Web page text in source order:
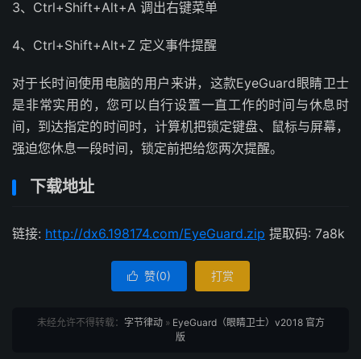
3、Ctrl+Shift+Alt+A 调出右键菜单
4、Ctrl+Shift+Alt+Z 定义事件提醒
对于长时间使用电脑的用户来讲，这款EyeGuard眼睛卫士
是非常实用的，您可以自行设置一直工作的时间与休息时
间，到达指定的时间时，计算机把锁定键盘、鼠标与屏幕，
强迫您休息一段时间，锁定前把给您两次提醒。
下载地址
链接: http://dx6.198174.com/EyeGuard.zip 提取码: 7a8k
 赞(0) 打赏
未经允许不得转载： 字节律动» EyeGuard（眼睛卫士）v2018 官方
版